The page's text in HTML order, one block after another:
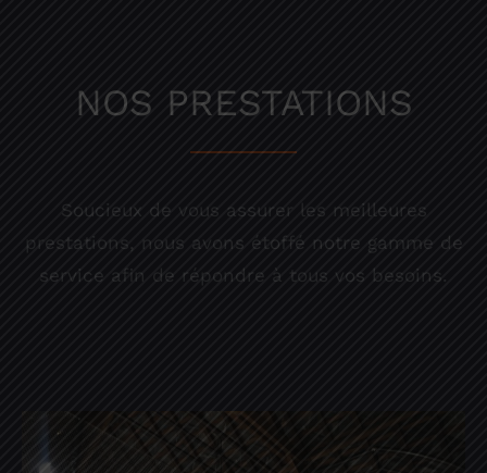
NOS PRESTATIONS
Soucieux de vous assurer les meilleures
prestations, nous avons étoffé notre gamme de
service afin de répondre à tous vos besoins.